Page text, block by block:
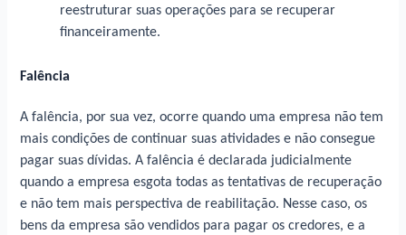
reestruturar suas operações para se recuperar
financeiramente.
Falência
A falência, por sua vez, ocorre quando uma empresa não tem
mais condições de continuar suas atividades e não consegue
pagar suas dívidas. A falência é declarada judicialmente
quando a empresa esgota todas as tentativas de recuperação
e não tem mais perspectiva de reabilitação. Nesse caso, os
bens da empresa são vendidos para pagar os credores, e a